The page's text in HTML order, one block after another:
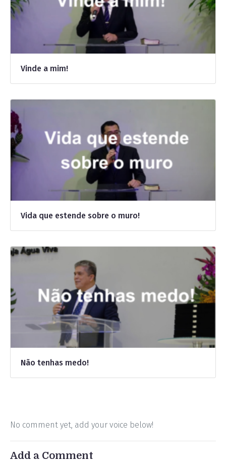
Vinde a mim!
Vida que estende sobre o muro!
Não tenhas medo!
No comment yet, add your voice below!
Add a Comment